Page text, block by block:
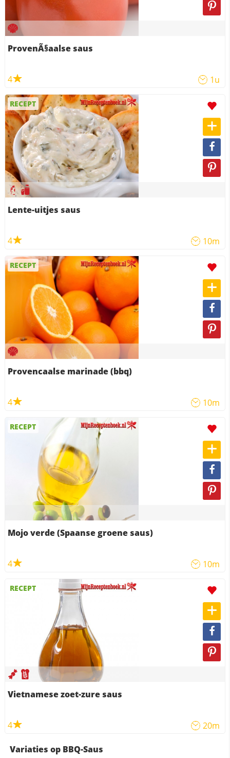
ProvenÃ§aalse saus
4 1u
RECEPT
Lente-uitjes saus
4 10m
RECEPT
Provencaalse marinade (bbq)
4 10m
RECEPT
Mojo verde (Spaanse groene saus)
4 10m
RECEPT
Vietnamese zoet-zure saus
4 20m
Variaties op BBQ-Saus